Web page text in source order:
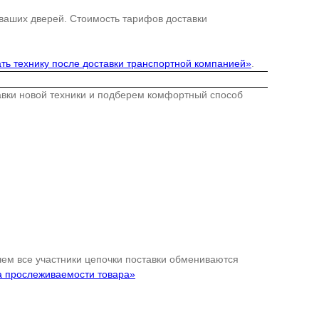
дверей. Стоимость тарифов доставки
технику после доставки транспортной компанией»
новой техники и подберем комфортный способ
все участники цепочки поставки обмениваются
товара»